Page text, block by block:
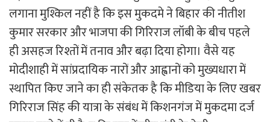
लगाना मुश्किल नहीं है कि इस मुकदमे ने बिहार की नीतीश
कुमार सरकार और भाजपा की गिरिराज लॉबी के बीच पहले
ही असहज रिश्तों में तनाव और बढ़ा दिया होगा। वैसे यह
मोदीशाही में सांप्रदायिक नारों और आह्वानों को मुख्यधारा में
स्थापित किए जाने का ही संकेतक है कि मीडिया के लिए खबर
गिरिराज सिंह की यात्रा के संबंध में किशनगंज में मुकदमा दर्ज